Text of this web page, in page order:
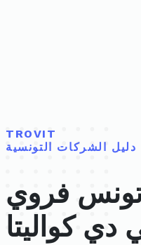
TROVIT
دليل الشركات التونسية
فروي
دي كواليتا